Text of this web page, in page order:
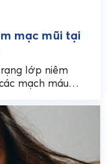
mạc mũi tại
lớp niêm
mạch máu